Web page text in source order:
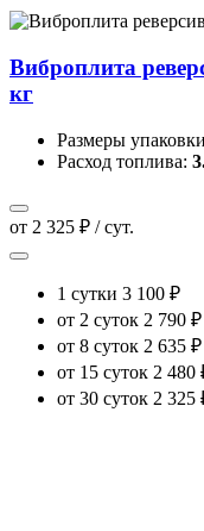
Виброплита
кг
Размеры
Расход топлива:
от 2 325 ₽ / сут.
1 сутки 3 100 ₽
от 2 суток 2 790 ₽
от 8 суток 2 635 ₽
от 15 суток 2 480
от 30 суток 2 325